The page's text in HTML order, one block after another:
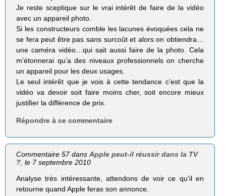
Je reste sceptique sur le vrai intérêt de faire de la vidéo
avec un appareil photo.
Si les constructeurs comble les lacunes évoquées cela ne
se fera peut être pas sans surcoût et alors on obtiendra…
une caméra vidéo…qui sait aussi faire de la photo. Cela
m’étonnerai qu’a des niveaux professionnels on cherche
un appareil pour les deux usages.
Le seul intérêt que je vois à cette tendance c’est que la
vidéo va devoir soit faire moins cher, soit encore mieux
justifier la différence de prix.
Répondre à ce commentaire
Commentaire 57 dansApple peut-il réussir dans la TV
?, le 7 septembre 2010
Analyse très intéressante, attendons de voir ce qu’il en
retourne quand Apple feras son annonce.